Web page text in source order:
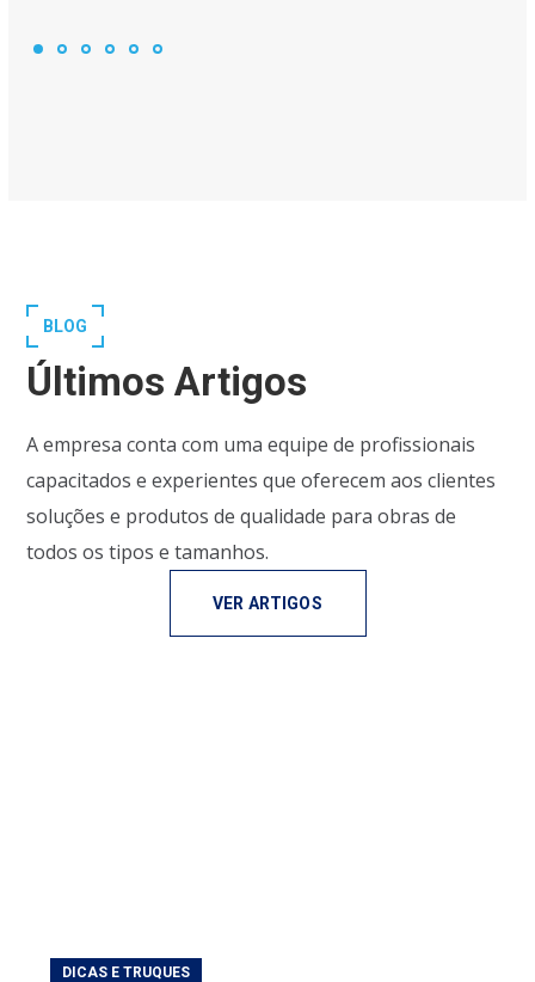
BLOG
Últimos Artigos
A empresa conta com uma equipe de profissionais
capacitados e experientes que oferecem aos clientes
soluções e produtos de qualidade para obras de
todos os tipos e tamanhos.
VER ARTIGOS
DICAS E TRUQUES